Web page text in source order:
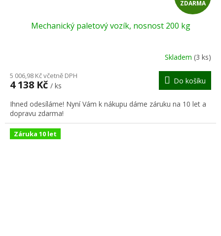
D
R
M
A
ZDARMA
Mechanický paletový vozík, nosnost 200 kg
Skladem (3 ks)
5 006,98 Kč včetně DPH
4 138 Kč / ks
Do košíku
Ihned odesíláme! Nyní Vám k nákupu dáme záruku na 10 let a
dopravu zdarma!
Záruka 10 let